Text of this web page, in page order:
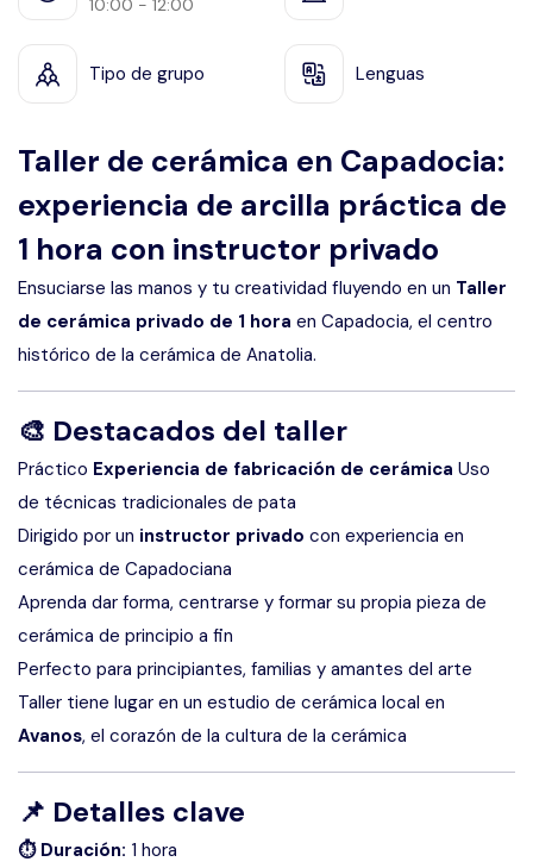
10:00 - 12:00
Tipo de grupo Lenguas
Taller de cerámica en Capadocia:
experiencia de arcilla práctica de
1 hora con instructor privado
Ensuciarse las manos y tu creatividad fluyendo en un Taller
de cerámica privado de 1 hora en Capadocia, el centro
histórico de la cerámica de Anatolia.
🎨 Destacados del taller
Práctico Experiencia de fabricación de cerámica Uso
de técnicas tradicionales de pata
Dirigido por un instructor privado con experiencia en
cerámica de Capadociana
Aprenda dar forma, centrarse y formar su propia pieza de
cerámica de principio a fin
Perfecto para principiantes, familias y amantes del arte
Taller tiene lugar en un estudio de cerámica local en
Avanos, el corazón de la cultura de la cerámica
📌 Detalles clave
⏱ Duración: 1 hora